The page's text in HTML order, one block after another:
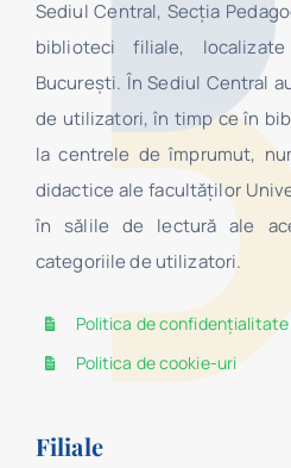
Sediul Central, Secţia
biblioteci filiale,
Bucureşti. În Sediul Central
de utilizatori, în timp ce în
la centrele de împrumut,
didactice ale facultăților
în sălile de lectură ale
categoriile de utilizatori.
Politica de confidențialitate
Politica de cookie-uri
Filiale